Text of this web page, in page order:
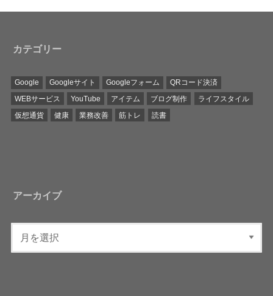
カテゴリー
Google Googleサイト Googleフォーム
QRコード決済
WEBサービス
YouTube アイテム ブログ制作
ライフスタイル
仮想通貨
健康 業務改善 筋トレ 読書
アーカイブ